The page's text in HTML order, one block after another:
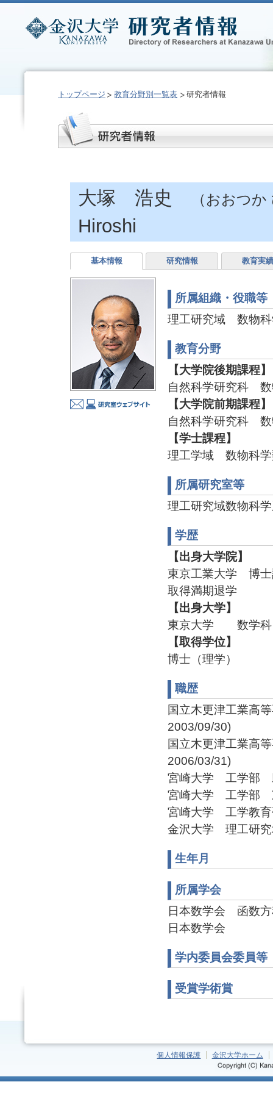
トップページ 教育分野別一覧表 研究者情報
大塚 浩史 （おおつ
Hiroshi
基本情報 研究情報 教育実績
所属組織・役職等
理工研究域 数物科
教育分野
【大学院後期課程】
自然科学研究科 数
【大学院前期課程】
自然科学研究科 数
【学士課程】
理工学域 数物科
所属研究室等
理工研究域数物科
学歴
【出身大学院】
東京工業大学 博
取得満期退学
【出身大学】
東京大学 数学
【取得学位】
博士（理学）
職歴
国立木更津工業高
2003/09/30)
国立木更津工業高
2006/03/31)
宮崎大学 工学部
宮崎大学 工学部
宮崎大学 工学教
金沢大学 理工研
生年月
所属学会
日本数学会 函数方
日本数学会
学内委員会委員等
受賞学術賞
個人情報保護 金沢大学ホーム